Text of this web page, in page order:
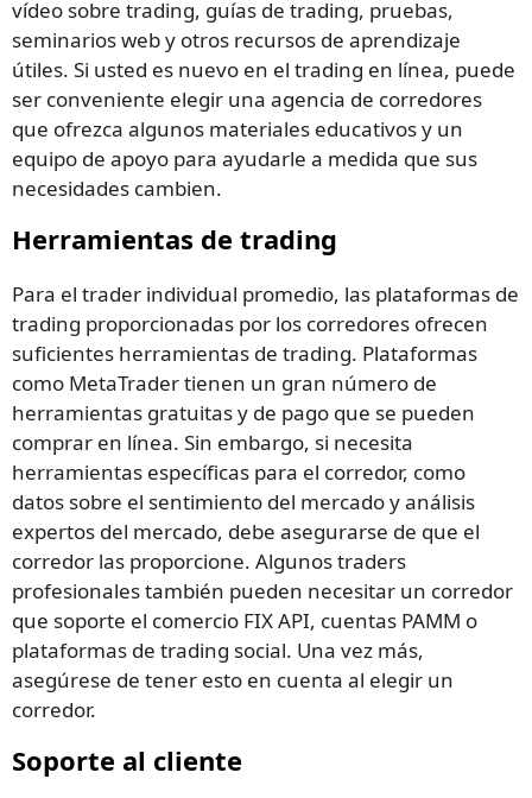
vídeo sobre trading, guías de trading, pruebas,
seminarios web y otros recursos de aprendizaje
útiles. Si usted es nuevo en el trading en línea, puede
ser conveniente elegir una agencia de corredores
que ofrezca algunos materiales educativos y un
equipo de apoyo para ayudarle a medida que sus
necesidades cambien.
Herramientas de trading
Para el trader individual promedio, las plataformas de
trading proporcionadas por los corredores ofrecen
suficientes herramientas de trading. Plataformas
como MetaTrader tienen un gran número de
herramientas gratuitas y de pago que se pueden
comprar en línea. Sin embargo, si necesita
herramientas específicas para el corredor, como
datos sobre el sentimiento del mercado y análisis
expertos del mercado, debe asegurarse de que el
corredor las proporcione. Algunos traders
profesionales también pueden necesitar un corredor
que soporte el comercio FIX API, cuentas PAMM o
plataformas de trading social. Una vez más,
asegúrese de tener esto en cuenta al elegir un
corredor.
Soporte al cliente